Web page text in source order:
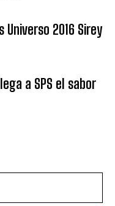
2016 Sirey
a SPS el sabor